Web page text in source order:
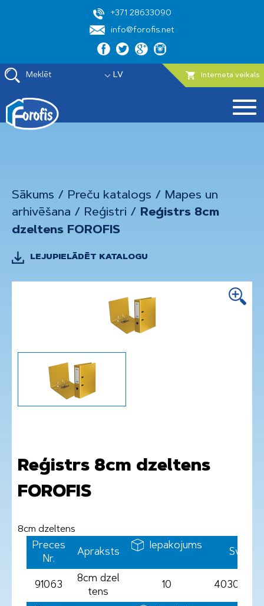
+371 28633090
info@forofis.net
Meklēt LV Interneta veikals
Sākums / Preču katalogs / Mapes un
arhivēšana / Reģistri / Reģistrs 8cm
dzeltens FOROFIS
LEJUPIELĀDĒT KATALOGU
Reģistrs 8cm dzeltens
FOROFIS
8cm dzeltens
Preces
Nr.
Apraksts
Iepakojums
91063
8cm dzel
tens
10